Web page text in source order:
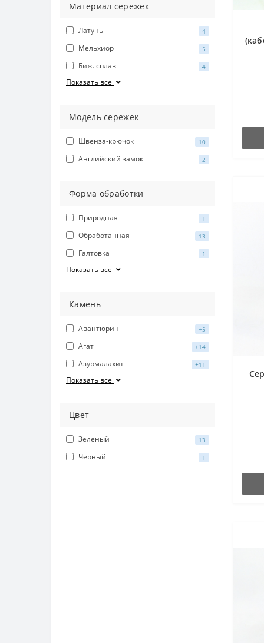
Материал сережек
Латунь 4
Мельхиор 5
Биж. сплав 4
Показать все
Модель сережек
Швенза-крючок 10
Английский замок 2
Форма обработки
Природная 1
Обработанная 13
Галтовка 1
Показать все
Камень
Авантюрин +5
Агат +14
Азурмалахит +11
Показать все
Цвет
Зеленый 13
Черный 1